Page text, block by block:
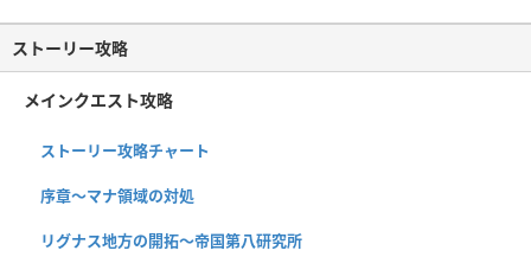
ストーリー攻略
メインクエスト攻略
ストーリー攻略チャート
序章〜マナ領域の対処
リグナス地方の開拓〜帝国第八研究所